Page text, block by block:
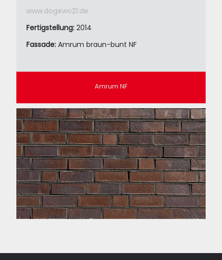
www.dogewo21.de
Fertigstellung: 2014
Fassade: Amrum braun-bunt NF
Amrum NF